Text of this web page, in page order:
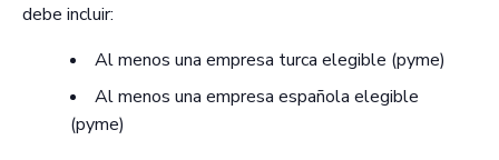
debe incluir:
Al menos una empresa turca elegible (pyme)
Al menos una empresa española elegible
(pyme)